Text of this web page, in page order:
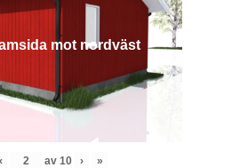
mot nordväst
‹ av 10 › »